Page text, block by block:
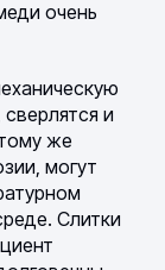
очень
и
же
могут
Слитки